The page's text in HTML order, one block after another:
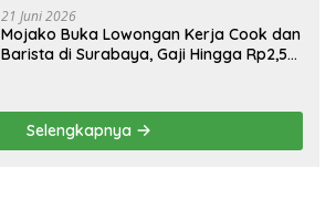
21 Juni 2026
Mojako Buka Lowongan Kerja Cook dan
Barista di Surabaya, Gaji Hingga Rp2,5
Selengkapnya